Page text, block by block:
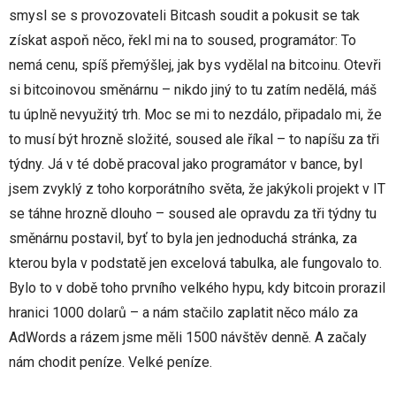
smysl se s provozovateli Bitcash soudit a pokusit se tak
získat aspoň něco, řekl mi na to soused, programátor: To
nemá cenu, spíš přemýšlej, jak bys vydělal na bitcoinu. Otevři
si bitcoinovou směnárnu – nikdo jiný to tu zatím nedělá, máš
tu úplně nevyužitý trh. Moc se mi to nezdálo, připadalo mi, že
to musí být hrozně složité, soused ale říkal – to napíšu za tři
týdny. Já v té době pracoval jako programátor v bance, byl
jsem zvyklý z toho korporátního světa, že jakýkoli projekt v IT
se táhne hrozně dlouho – soused ale opravdu za tři týdny tu
směnárnu postavil, byť to byla jen jednoduchá stránka, za
kterou byla v podstatě jen excelová tabulka, ale fungovalo to.
Bylo to v době toho prvního velkého hypu, kdy bitcoin prorazil
hranici 1000 dolarů – a nám stačilo zaplatit něco málo za
AdWords a rázem jsme měli 1500 návštěv denně. A začaly
nám chodit peníze. Velké peníze.